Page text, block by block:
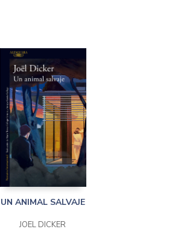
UN ANIMAL SALVAJE
JOEL DICKER